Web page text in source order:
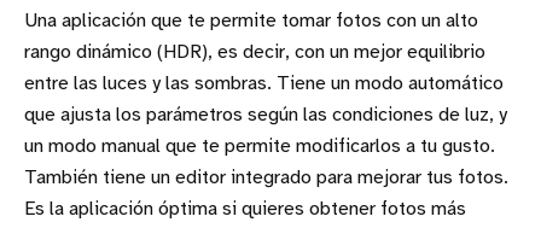
Una aplicación que te permite tomar fotos con un alto
rango dinámico (HDR), es decir, con un mejor equilibrio
entre las luces y las sombras. Tiene un modo automático
que ajusta los parámetros según las condiciones de luz, y
un modo manual que te permite modificarlos a tu gusto.
También tiene un editor integrado para mejorar tus fotos.
Es la aplicación óptima si quieres obtener fotos más